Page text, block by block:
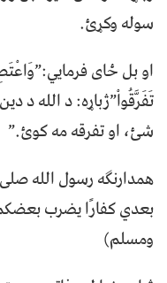
سوله وکړئ.
او بل ځای
تَفَرَّقُواْ”ژباړه: د الله د
شئ، او تفرقه مه کوئ.”
همدارنګه رسول الله
بعدي كفارًا يضرب
ومسلم)